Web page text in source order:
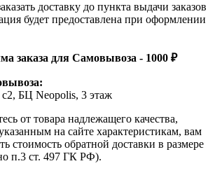
доставку до пункта выдачи заказов
будет предоставлена при оформлении
заказа для Самовывоза - 1000 ₽
БЦ Neopolis, 3 этаж
от товара надлежащего качества,
на сайте характеристикам, вам
стоимость обратной доставки в размере
п.3 ст. 497 ГК РФ).